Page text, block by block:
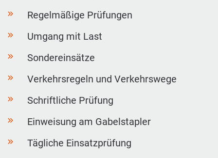
Regelmäßige Prüfungen
Umgang mit Last
Sondereinsätze
Verkehrsregeln und Verkehrswege
Schriftliche Prüfung
Einweisung am Gabelstapler
Tägliche Einsatzprüfung